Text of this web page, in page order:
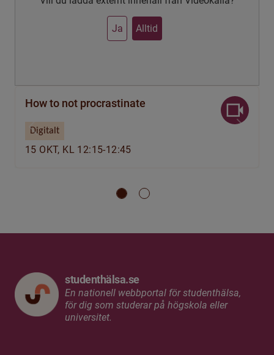
Ja Alltid
How to not procrastinate
Digitalt
15 OKT, KL 12:15-12:45
Previous
studenthälsa.se
En nationell webbportal för studenthälsa,
för dig som studerar på högskola eller
universitet.